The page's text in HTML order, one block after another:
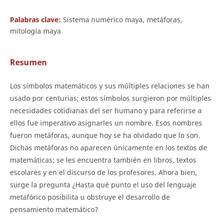
Palabras clave: Sistema numérico maya, metáforas,
mitología maya
Resumen
Los símbolos matemáticos y sus múltiples relaciones se han
usado por centurias; estos símbolos surgieron por múltiples
necesidades cotidianas del ser humano y para referirse a
ellos fue imperativo asignarles un nombre. Esos nombres
fueron metáforas, aunque hoy se ha olvidado que lo son.
Dichas metáforas no aparecen únicamente en los textos de
matemáticas; se les encuentra también en libros, textos
escolares y en el discurso de los profesores. Ahora bien,
surge la pregunta ¿Hasta qué punto el uso del lenguaje
metafórico posibilita u obstruye el desarrollo de
pensamiento matemático?